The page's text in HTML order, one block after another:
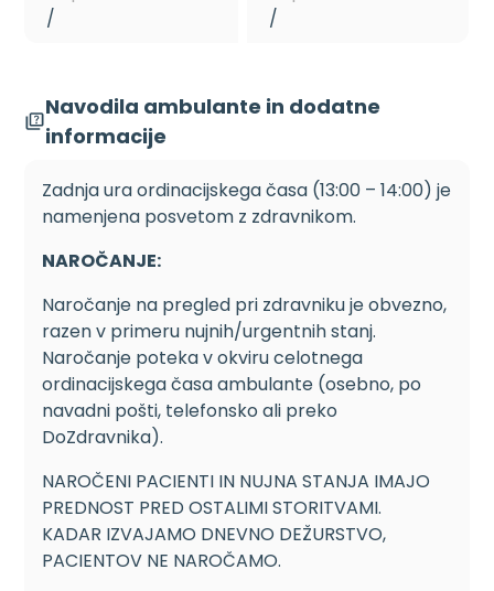
/
/
Navodila ambulante in dodatne
informacije
Zadnja ura ordinacijskega časa (13:00 – 14:00) je
namenjena posvetom z zdravnikom.
NAROČANJE:
Naročanje na pregled pri zdravniku je obvezno,
razen v primeru nujnih/urgentnih stanj.
Naročanje poteka v okviru celotnega
ordinacijskega časa ambulante (osebno, po
navadni pošti, telefonsko ali preko
DoZdravnika).
NAROČENI PACIENTI IN NUJNA STANJA IMAJO
PREDNOST PRED OSTALIMI STORITVAMI.
KADAR IZVAJAMO DNEVNO DEŽURSTVO,
PACIENTOV NE NAROČAMO.